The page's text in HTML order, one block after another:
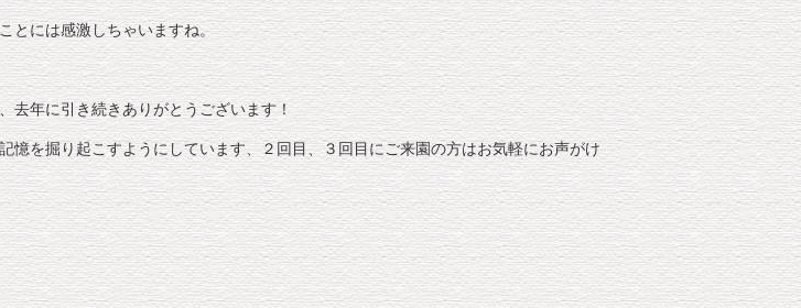
とには感激しちゃいますね。
去年に引き続きありがとうございます！
を掘り起こすようにしています、２回目、３回目にご来園の方はお気軽にお声がけ